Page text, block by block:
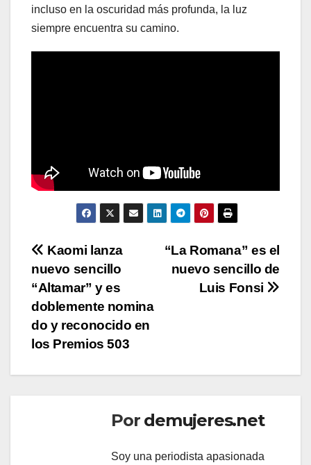
incluso en la oscuridad más profunda, la luz
siempre encuentra su camino.
Navegación
de
entradas
“La Romana” es el
nuevo sencillo de
Luis Fonsi
Kaomi lanza
nuevo sencillo
“Altamar” y es
doblemente nomina
do y reconocido en
los Premios 503
Por demujeres.net
Soy una periodista apasionada